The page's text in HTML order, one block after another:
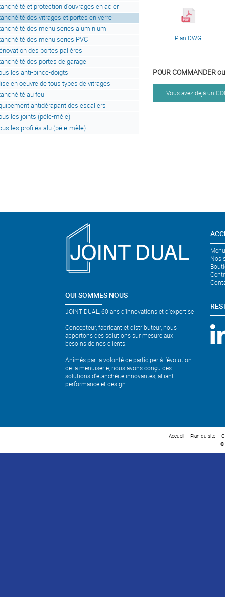
et protection d'ouvrages en acier
des vitrages et portes en verre
des menuiseries aluminium
des menuiseries PVC
des portes palières
des portes de garage
les anti-pince-doigts
en oeuvre de tous types de vitrages
au feu
antidérapant des escaliers
les joints (péle-mèle)
les profilés alu (péle-mèle)
Plan DWG
POUR COMMANDER
Vous avez déjà un
QUI SOMMES NOUS
JOINT DUAL, 60 ans d'innovations et d'expertise
Concepteur, fabricant et distributeur, nous
apportons des solutions sur-mesure aux
besoins de nos clients.
Animés par la volonté de participer à l’évolution
de la menuiserie, nous avons conçu des
solutions d’étanchéité innovantes, alliant
performance et design.
Nos
Accueil Plan du site
©